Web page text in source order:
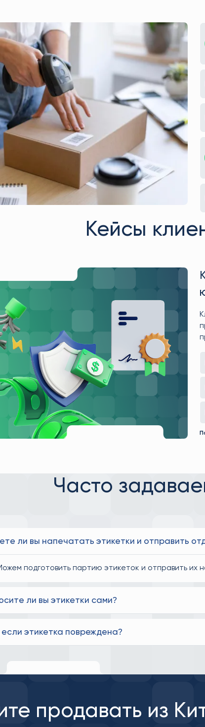
Кейсы
Часто
ли вы напечатать этикетки и отправить
подготовить партию этикеток и отправить их
ли вы этикетки сами?
если этикетка повреждена?
продавать из